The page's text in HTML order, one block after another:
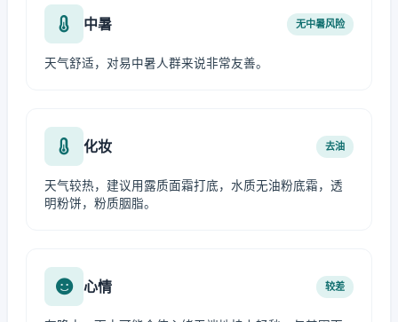
中暑 无中暑风险
天气舒适，对易中暑人群来说非常友善。
化妆 去油
天气较热，建议用露质面霜打底，水质无油粉底霜，透
明粉饼，粉质胭脂。
心情 较差